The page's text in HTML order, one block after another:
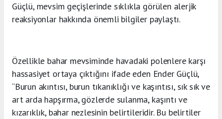
Güçlü, mevsim geçişlerinde sıklıkla görülen alerjik
reaksiyonlar hakkında önemli bilgiler paylaştı.
Özellikle bahar mevsiminde havadaki polenlere karşı
hassasiyet ortaya çıktığını ifade eden Ender Güçlü,
“Burun akıntısı, burun tıkanıklığı ve kaşıntısı, sık sık ve
art arda hapşırma, gözlerde sulanma, kaşıntı ve
kızarıklık, bahar nezlesinin belirtileridir. Bu belirtiler